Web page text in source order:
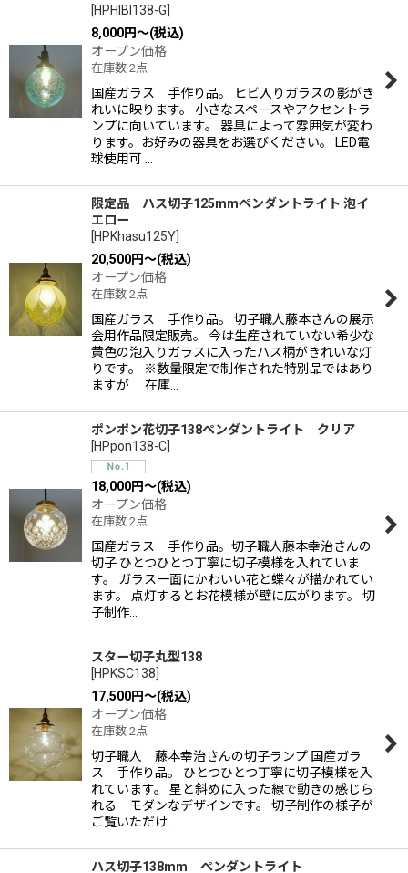
[HPHIBI138-G
8,000円～(税込)
オープン価格
在庫数 2点
国産ガラス 手作り品。 ヒビ入りガラスの影がき
れいに映ります。 小さなスペースやアクセントラ
ンプに向いています。 器具によって雰囲気が変わ
ります。お好みの器具をお選びください。 LED電
球使用可 …
限定品 ハス切子125mmペンダントライト 泡イ
エロー
[HPKhasu125Y
20,500円～(税込)
オープン価格
在庫数 2点
国産ガラス 手作り品。 切子職人藤本さんの展示
会用作品限定販売。 今は生産されていない希少な
黄色の泡入りガラスに入ったハス柄がきれいな灯
りです。 ※数量限定で制作された特別品ではあり
ますが 在庫…
ポンポン花切子138ペンダントライト クリア
[HPpon138-C
18,000円～(税込)
オープン価格
在庫数 2点
国産ガラス 手作り品。切子職人藤本幸治さんの
切子 ひとつひとつ丁寧に切子模様を入れていま
す。 ガラス一面にかわいい花と蝶々が描かれてい
ます。 点灯するとお花模様が壁に広がります。 切
子制作…
スター切子丸型138
[HPKSC138
17,500円～(税込)
オープン価格
在庫数 2点
切子職人 藤本幸治さんの切子ランプ 国産ガラ
ス 手作り品。 ひとつひとつ丁寧に切子模様を入
れています。 星と斜めに入った線で動きの感じら
れる モダンなデザインです。 切子制作の様子が
ご覧いただけ…
ハス切子138mm ペンダントライト